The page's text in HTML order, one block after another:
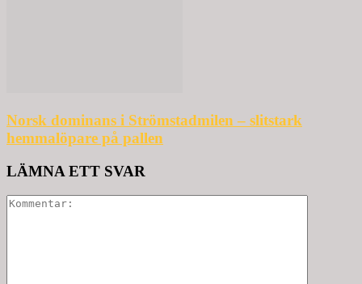
Norsk dominans i Strömstadmilen – slitstark
hemmalöpare på pallen
LÄMNA ETT SVAR